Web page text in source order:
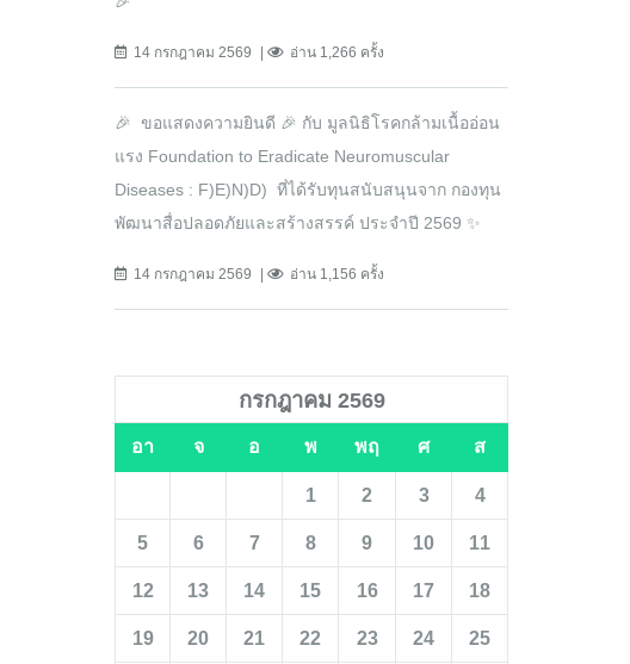
14 กรกฎาคม 2569 อ่าน 1,266 ครั้ง
🎉 ขอแสดงความยินดี 🎉 กับ มูลนิธิโรคกล้ามเนื้ออ่อน
แรง Foundation to Eradicate Neuromuscular
Diseases : F)E)N)D) ที่ได้รับทุนสนับสนุนจาก กองทุน
พัฒนาสื่อปลอดภัยและสร้างสรรค์ ประจำปี 2569 ✨
14 กรกฎาคม 2569 อ่าน 1,156 ครั้ง
กรกฎาคม 2569
อา จ อ พ พฤ ศ ส
1 2 3 4
5 6 7 8 9 10 11
12 13 14 15 16 17 18
19 20 21 22 23 24 25